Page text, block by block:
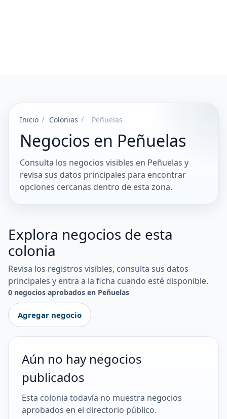
Inicio / Colonias / Peñuelas
Negocios en Peñuelas
Consulta los negocios visibles en Peñuelas y
revisa sus datos principales para encontrar
opciones cercanas dentro de esta zona.
Explora negocios de esta
colonia
Revisa los registros visibles, consulta sus datos
principales y entra a la ficha cuando esté disponible.
0 negocios aprobados en Peñuelas
Agregar negocio
Aún no hay negocios
publicados
Esta colonia todavía no muestra negocios
aprobados en el directorio público.